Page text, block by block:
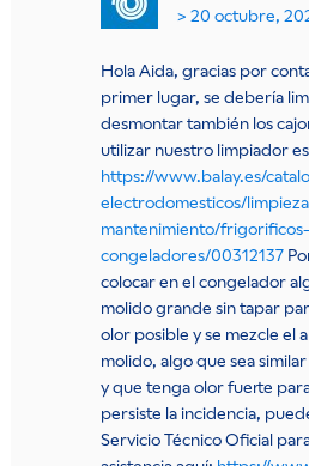
20 octubre,
Hola Aida, gracias por
primer lugar, se debería
desmontar también los
utilizar nuestro limpiador
https://www.balay.es/
electrodomesticos/
mantenimiento/
congeladores/00312137
colocar en el congelador
molido grande sin tapar
olor posible y se mezcle el
molido, algo que sea
y que tenga olor fuerte
persiste la incidencia,
Servicio Técnico Oficial